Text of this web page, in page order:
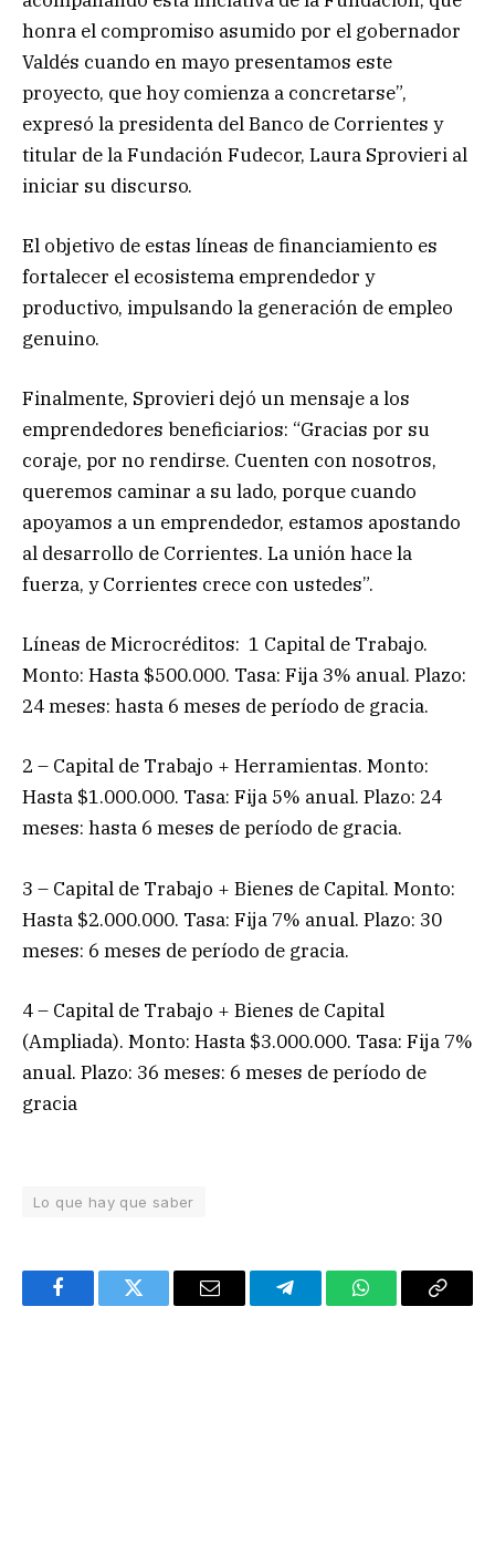
honra el compromiso asumido por el gobernador
Valdés cuando en mayo presentamos este
proyecto, que hoy comienza a concretarse”,
expresó la presidenta del Banco de Corrientes y
titular de la Fundación Fudecor, Laura Sprovieri al
iniciar su discurso.
El objetivo de estas líneas de financiamiento es
fortalecer el ecosistema emprendedor y
productivo, impulsando la generación de empleo
genuino.
Finalmente, Sprovieri dejó un mensaje a los
emprendedores beneficiarios: “Gracias por su
coraje, por no rendirse. Cuenten con nosotros,
queremos caminar a su lado, porque cuando
apoyamos a un emprendedor, estamos apostando
al desarrollo de Corrientes. La unión hace la
fuerza, y Corrientes crece con ustedes”.
Líneas de Microcréditos: 1 Capital de Trabajo.
Monto: Hasta $500.000. Tasa: Fija 3% anual. Plazo:
24 meses: hasta 6 meses de período de gracia.
2 – Capital de Trabajo + Herramientas. Monto:
Hasta $1.000.000. Tasa: Fija 5% anual. Plazo: 24
meses: hasta 6 meses de período de gracia.
3 – Capital de Trabajo + Bienes de Capital. Monto:
Hasta $2.000.000. Tasa: Fija 7% anual. Plazo: 30
meses: 6 meses de período de gracia.
4 – Capital de Trabajo + Bienes de Capital
(Ampliada). Monto: Hasta $3.000.000. Tasa: Fija 7%
anual. Plazo: 36 meses: 6 meses de período de
gracia
Lo que hay que saber
FacebookTwitter Email TelegramWhatsAppCopy